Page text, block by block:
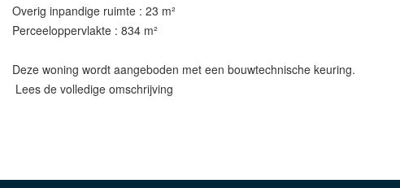
Overig inpandige ruimte : 23 m²
Perceeloppervlakte : 834 m²
Deze woning wordt aangeboden met een bouwtechnische keuring.
Lees de volledige omschrijving